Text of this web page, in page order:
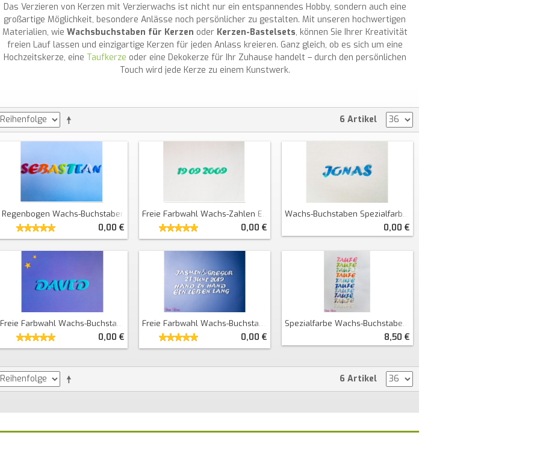
Das Verzieren von Kerzen mit Verzierwachs ist nicht nur ein entspannendes Hobby, sondern auch eine
großartige Möglichkeit, besondere Anlässe noch persönlicher zu gestalten. Mit unseren hochwertigen
Materialien, wie Wachsbuchstaben für Kerzen oder Kerzen-Bastelsets, können Sie Ihrer Kreativität
freien Lauf lassen und einzigartige Kerzen für jeden Anlass kreieren. Ganz gleich, ob es sich um eine
Hochzeitskerze, eine Taufkerze oder eine Dekokerze für Ihr Zuhause handelt – durch den persönlichen
Touch wird jede Kerze zu einem Kunstwerk.
6 Artikel
Regenbogen Wachs-Buchstaben
0,00 €
Freie Farbwahl Wachs-Zahlen Einfarbig
0,00 €
Wachs-Buchstaben Spezialfarbe Gestreift
0,00 €
Freie Farbwahl Wachs-Buchstaben Einfarbig
0,00 €
Freie Farbwahl Wachs-Buchstaben Zahlen
0,00 €
Spezialfarbe Wachs-Buchstaben / Zahlen
8,50 €
6 Artikel